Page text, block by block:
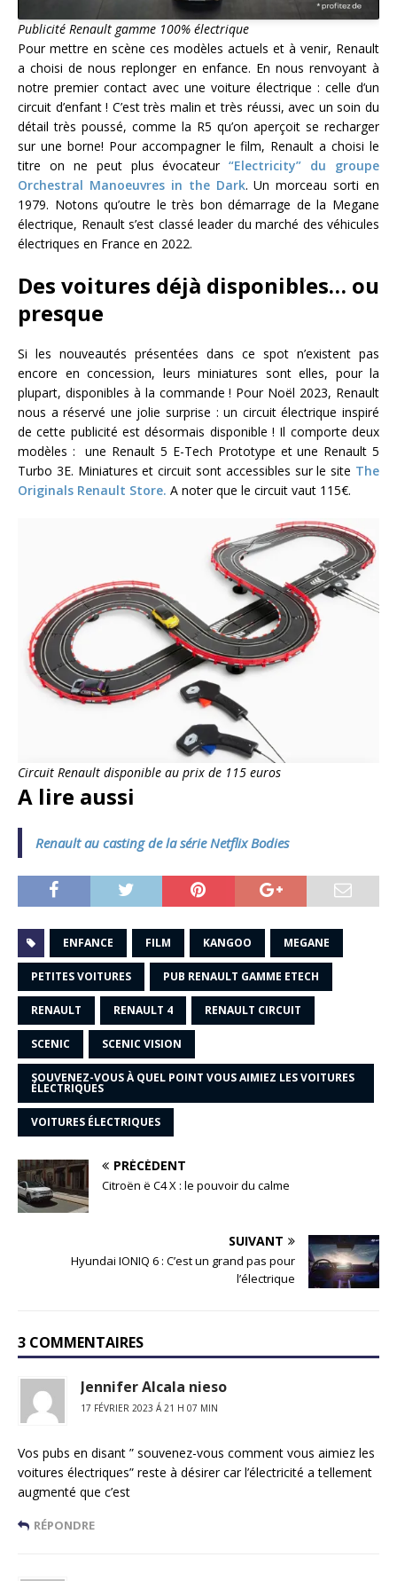
Publicité Renault gamme 100% électrique
Pour mettre en scène ces modèles actuels et à venir, Renault
a choisi de nous replonger en enfance. En nous renvoyant à
notre premier contact avec une voiture électrique : celle d’un
circuit d’enfant ! C’est très malin et très réussi, avec un soin du
détail très poussé, comme la R5 qu’on aperçoit se recharger
sur une borne! Pour accompagner le film, Renault a choisi le
titre on ne peut plus évocateur“Electricity” du groupe
Orchestral Manoeuvres in the Dark. Un morceau sorti en
1979. Notons qu’outre le très bon démarrage de la Megane
électrique, Renault s’est classé leader du marché des véhicules
électriques en France en 2022.
Des voitures déjà disponibles… ou
presque
Si les nouveautés présentées dans ce spot n’existent pas
encore en concession, leurs miniatures sont elles, pour la
plupart, disponibles à la commande ! Pour Noël 2023, Renault
nous a réservé une jolie surprise : un circuit électrique inspiré
de cette publicité est désormais disponible ! Il comporte deux
modèles : une Renault 5 E-Tech Prototype et une Renault 5
Turbo 3E. Miniatures et circuit sont accessibles sur le site The
Originals Renault Store. A noter que le circuit vaut 115€.
Circuit Renault disponible au prix de 115 euros
A lire aussi
Renault au casting de la série Netflix Bodies
ENFANCE FILM KANGOO MEGANE
PETITES VOITURES PUB RENAULT GAMME ETECH
RENAULT RENAULT 4 RENAULT CIRCUIT
SCENIC SCENIC VISION
SOUVENEZ-VOUS À QUEL POINT VOUS AIMIEZ LES VOITURES
ÉLECTRIQUES
VOITURES ÉLECTRIQUES
PRÉCÉDENT
Citroën ë C4 X : le pouvoir du calme
SUIVANT
Hyundai IONIQ 6 : C’est un grand pas pour
l’électrique
3 COMMENTAIRES
Jennifer Alcala nieso
17 FÉVRIER 2023 Á 21 H 07 MIN
Vos pubs en disant ” souvenez-vous comment vous aimiez les
voitures électriques” reste à désirer car l’électricité a tellement
augmenté que c’est
RÉPONDRE